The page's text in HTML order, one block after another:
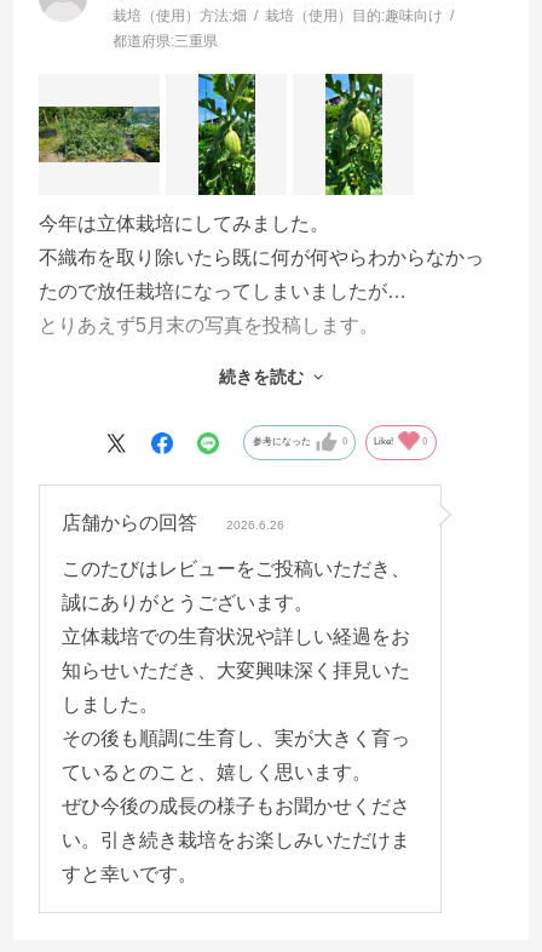
栽培（使用）方法:畑 栽培（使用）目的:趣味向け
都道府県:三重県
今年は立体栽培にしてみました。
不織布を取り除いたら既に何が何やらわからなかっ
たので放任栽培になってしまいましたが…
とりあえず5月末の写真を投稿します。
日ですが、実の大きさは20センチくらいになり、ち
雨が続いたからかな…
す。
続けて経過を投稿できたら良いなぁ…
続きを読む
参考になった 0 Like! 0
店舗からの回答 2026.6.26
このたびはレビューをご投稿いただき、
誠にありがとうございます。
立体栽培での生育状況や詳しい経過をお
知らせいただき、大変興味深く拝見いた
しました。
その後も順調に生育し、実が大きく育っ
ているとのこと、嬉しく思います。
ぜひ今後の成長の様子もお聞かせくださ
い。引き続き栽培をお楽しみいただけま
すと幸いです。